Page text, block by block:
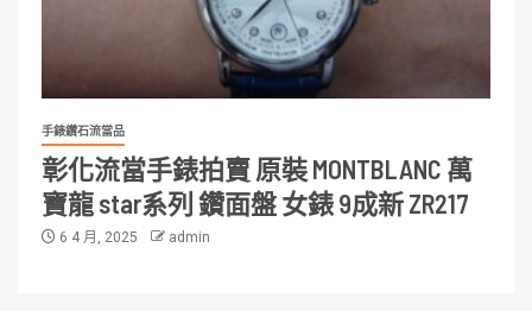
手錶鑽石流當品
彰化流當手錶拍賣 原裝 MONTBLANC 萬
寶龍 star系列 鑽面盤 女錶 9成新 ZR217
6 4 月, 2025 admin